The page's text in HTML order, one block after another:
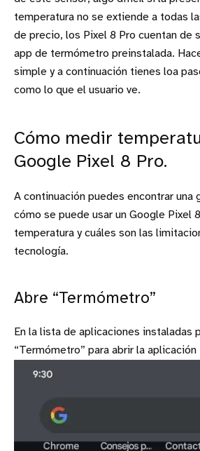
temperatura no se extiende a todas
de precio, los Pixel 8 Pro cuentan de
app de termómetro preinstalada.
simple y a continuación tienes loa
como lo que el usuario ve.
Cómo medir
Google Pixel 8 Pro.
A continuación puedes encontrar una
cómo se puede usar un Google Pixel
temperatura y cuáles son las
tecnología.
Abre “Termómetro”
En la lista de aplicaciones instaladas
“Termómetro” para abrir la aplicación